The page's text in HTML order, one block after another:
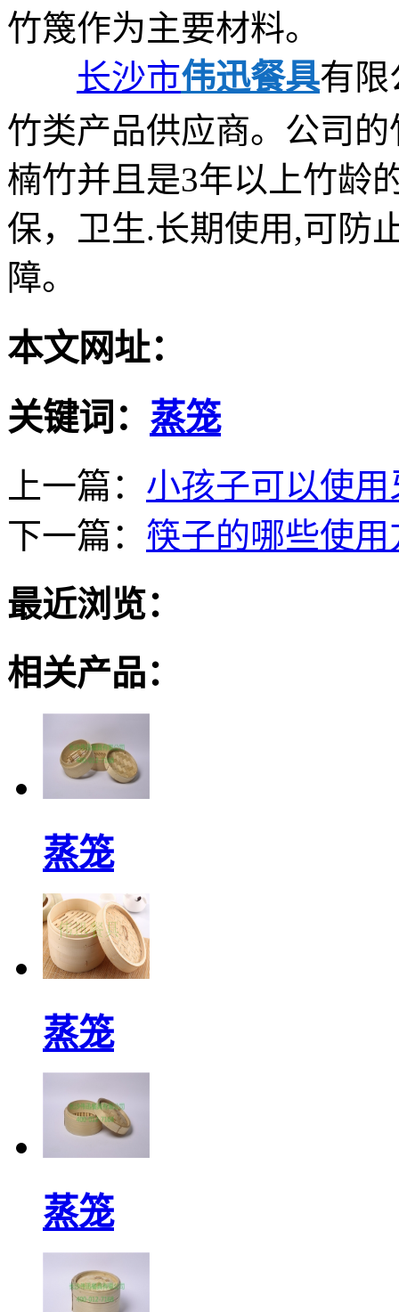
竹篾作为主要材料。
长沙市伟迅餐具有限
竹类产品供应商。公司
楠竹并且是3年以上竹龄
保，卫生.长期使用,可防
障。
本文网址：
关键词： 蒸笼
上一篇： 小孩子可以使
下一篇： 筷子的哪些使
最近浏览：
相关产品：
蒸笼
蒸笼
蒸笼